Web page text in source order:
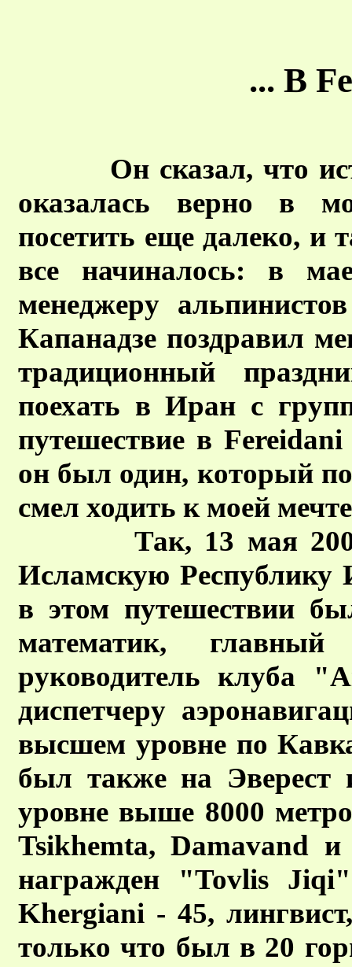
... В
Он сказал, что
оказалась верно в
посетить еще далеко, и
все начиналось: в
менеджеру
Капанадзе поздравил
традиционный
поехать в Иран с
путешествие в
он был один, который
смел ходить к моей
Так, 13 мая 2007
Исламскую
в этом путешествии
математик,
руководитель клуба
диспетчеру
высшем уровне по
был также на Эверест
уровне выше 8000
Tsikhemta, Damavand
награжден "Tovlis
Khergiani - 45,
только что был в 20